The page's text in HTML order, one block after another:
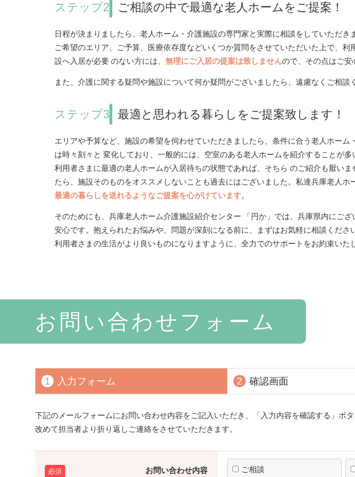
ステップ2 ご相談の中で最適な老人ホームをご提案！
日程が決まりましたら、老人ホーム・介護施設の専門家と実際に相談をしていただき
ご希望のエリア、ご予算、医療依存度などいくつか質問をさせていただいた上で、
設へ入居が必要 のない方には、 無理にご入居の提案は致しませんので、その点はご安
また、介護に関する疑問や施設について何か疑問がございましたら、遠慮なくご相談
ステップ3 最適と思われる暮らしをご提案致します！
エリアや予算など、施設の希望を伺わせていただきましたら、条件に合う老人ホー
は時々刻々と 変化しており、一般的には、空室のある老人ホームを紹介することが
利用者さまに最適の老人ホームが入居待ちの状態であれば、そちら のご紹介も厭い
たら、施設そのものをオススメしないことも過去にはございました。私達兵庫老人
最適の暮らしを送れるようなご提案を心がけています。
そのためにも、兵庫老人ホーム介護施設紹介センター 「円か」では、兵庫県内にご
安心です。抱えられたお悩みや、問題が深刻になる前に、まずはお気軽に相談くださ
利用者さまの生活がより良いものになりますように、全力でのサポートをお約束いた
お問い合わせフォーム
1 入力フォーム 2 確認画面
下記のメールフォームにお問い合わせ内容をご記入いただき、「入力内容を確認する」ボタ
改めて担当者より折り返しご連絡をさせていただきます。
お問い合わせ内容 ご相談